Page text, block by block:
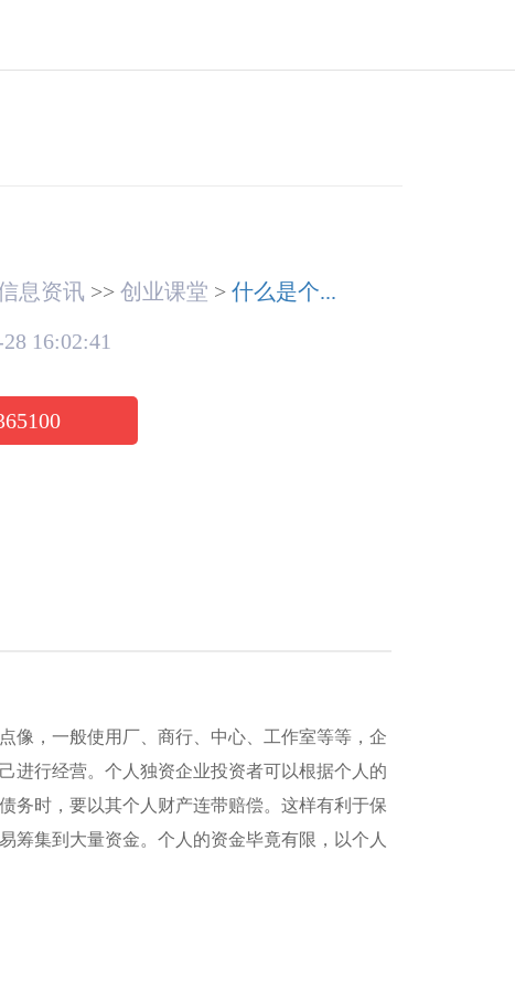
息资讯 >> 创业课堂 > 什么是个...
16:02:41
，一般使用厂、商行、中心、工作室等等，企
进行经营。个人独资企业投资者可以根据个人的
务时，要以其个人财产连带赔偿。这样有利于保
筹集到大量资金。个人的资金毕竟有限，以个人